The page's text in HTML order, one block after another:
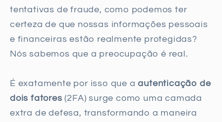
tentativas de fraude, como podemos ter
certeza de que nossas informações pessoais
e financeiras estão realmente protegidas?
Nós sabemos que a preocupação é real.
É exatamente por isso que aautenticação de
dois fatores (2FA) surge como uma camada
extra de defesa, transformando a maneira